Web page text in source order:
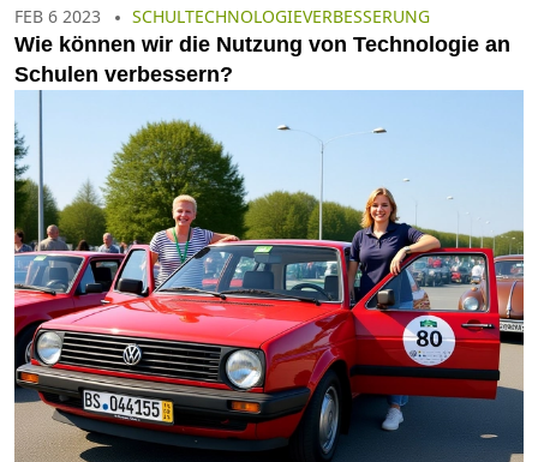
FEB 6 2023 SCHULTECHNOLOGIEVERBESSERUNG
Wie können wir die Nutzung von Technologie an
Schulen verbessern?